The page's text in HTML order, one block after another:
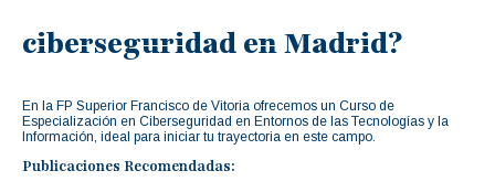
ciberseguridad en Madrid?
En la FP Superior Francisco de Vitoria ofrecemos un Curso de
Especialización en Ciberseguridad en Entornos de las Tecnologías y la
Información, ideal para iniciar tu trayectoria en este campo.
Publicaciones Recomendadas: